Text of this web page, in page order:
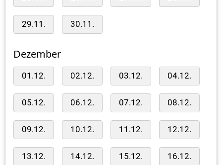
29.11. 30.11.
Dezember
01.12. 02.12. 03.12. 04.12.
05.12. 06.12. 07.12. 08.12.
09.12. 10.12. 11.12. 12.12.
13.12. 14.12. 15.12. 16.12.